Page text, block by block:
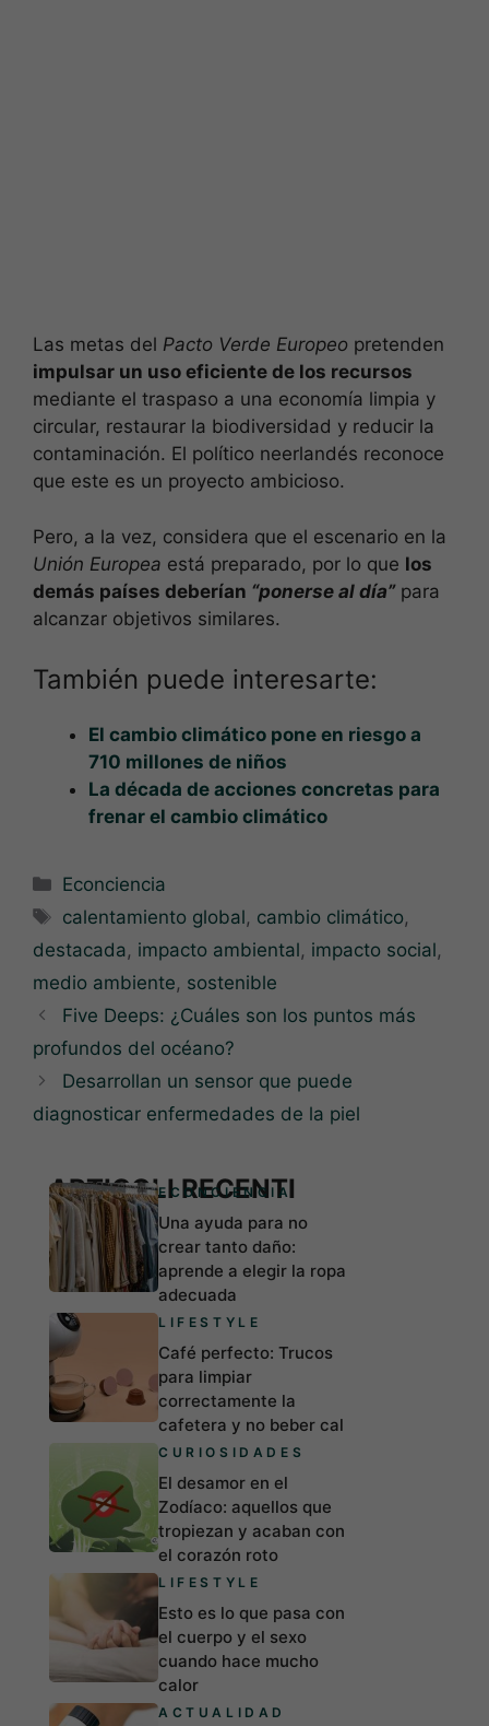
Las metas del Pacto Verde Europeo pretenden
impulsar un uso eficiente de los recursos
mediante el traspaso a una economía limpia y
circular, restaurar la biodiversidad y reducir la
contaminación. El político neerlandés reconoce
que este es un proyecto ambicioso.
Pero, a la vez, considera que el escenario en la
Unión Europea está preparado, por lo que los
demás países deberían “ponerse al día”para
alcanzar objetivos similares.
También puede interesarte:
El cambio climático pone en riesgo a
710 millones de niños
La década de acciones concretas para
frenar el cambio climático
Categorías
Econciencia
Etiquetas
calentamiento global, cambio climático,
destacada, impacto ambiental, impacto social,
medio ambiente, sostenible
Five Deeps: ¿Cuáles son los puntos más
profundos del océano?
Desarrollan un sensor que puede
diagnosticar enfermedades de la piel
ARTICOLI RECENTI
ECONCIENCIA
Una ayuda para no
crear tanto daño:
aprende a elegir la ropa
adecuada
LIFESTYLE
Café perfecto: Trucos
para limpiar
correctamente la
cafetera y no beber cal
CURIOSIDADES
El desamor en el
Zodíaco: aquellos que
tropiezan y acaban con
el corazón roto
LIFESTYLE
Esto es lo que pasa con
el cuerpo y el sexo
cuando hace mucho
calor
ACTUALIDAD